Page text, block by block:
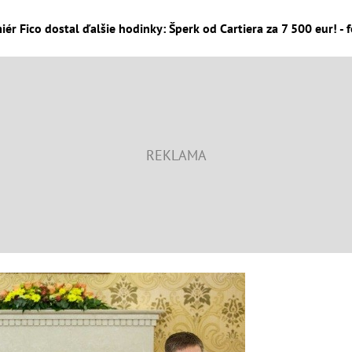
Fico dostal ďalšie hodinky: Šperk od Cartiera za 7 500 eur!